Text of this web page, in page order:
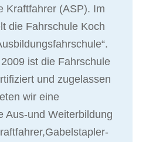
Kraftfahrer (ASP). Im
die Fahrschule Koch
ist die Fahrschule
und zugelassen
wir eine
Aus-und Weiterbildung